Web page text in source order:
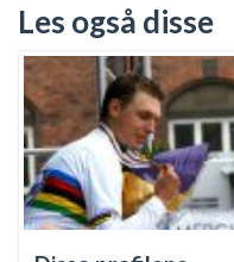
Les også disse